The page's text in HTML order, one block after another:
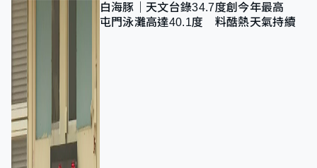
白海豚｜天文台錄34.7度創今年最高
屯門泳灘高達40.1度 料酷熱天氣持續